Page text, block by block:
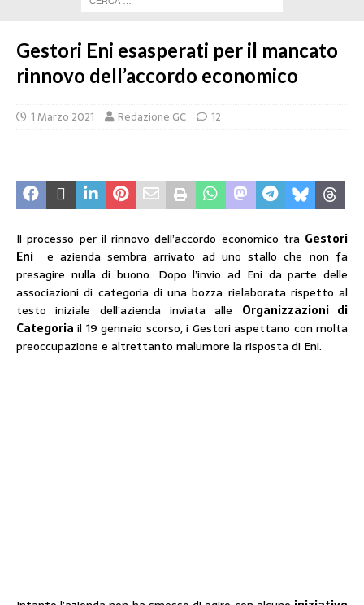
Gestori Eni esasperati per il mancato
rinnovo dell’accordo economico
1 Marzo 2021 Redazione GC 12
Il processo per il rinnovo dell’accordo economico tra Gestori
Eni e azienda sembra arrivato ad uno stallo che non fa
presagire nulla di buono. Dopo l’invio ad Eni da parte delle
associazioni di categoria di una bozza rielaborata rispetto al
testo iniziale dell’azienda inviata alle Organizzazioni di
Categoria il 19 gennaio scorso, i Gestori aspettano con molta
preoccupazione e altrettanto malumore la risposta di Eni.